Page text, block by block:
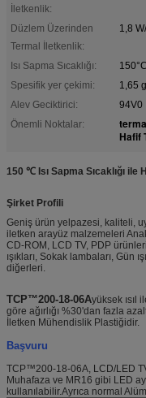
İletkenlik:
Düzlem Üzerinden
Termal İletkenlik:
1,8
Isı Sapma Sıcaklığı:
150°C
Spesifik yer çekimi:
1,65
Alev Geciktirici:
94V0
Önemli Noktalar:
Hafif
150 ℃ Isı Sapma Sıcaklığı
Şirket Profili
Geniş ürün yelpazesi, kaliteli,
iletken arayüz malzemeleri
CD-ROM, LCD TV, PDP
ışıkları, Sokak lambaları, Gün
diğerleri.
TCP™200-18-06Ayüksek ısıl
göre ağırlığı %30'dan fazla
İletken Mühendislik Plastiğidir.
Başvuru
TCP™200-18-06A, LCD/LED
Muhafaza ve MR16 gibi LED
kullanılabilir.Ayrıca normal